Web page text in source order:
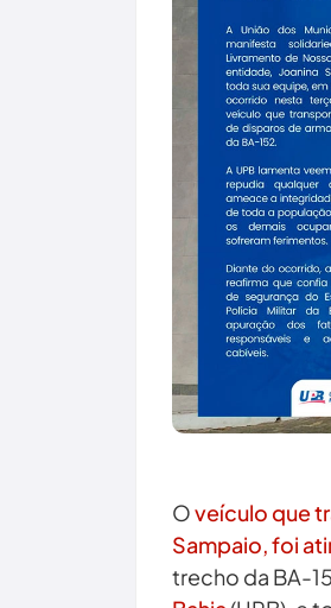
Oveículo que
Sampaio, foi
trecho da BA-